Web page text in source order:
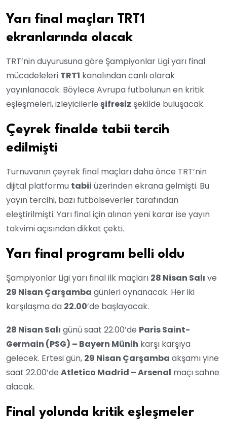
Yarı final maçları TRT1
ekranlarında olacak
TRT’nin duyurusuna göre Şampiyonlar Ligi yarı final
mücadeleleri TRT1 kanalından canlı olarak
yayınlanacak. Böylece Avrupa futbolunun en kritik
eşleşmeleri, izleyicilerle şifresiz şekilde buluşacak.
Çeyrek finalde tabii tercih
edilmişti
Turnuvanın çeyrek final maçları daha önce TRT’nin
dijital platformu tabii üzerinden ekrana gelmişti. Bu
yayın tercihi, bazı futbolseverler tarafından
eleştirilmişti. Yarı final için alınan yeni karar ise yayın
takvimi açısından dikkat çekti.
Yarı final programı belli oldu
Şampiyonlar Ligi yarı final ilk maçları 28 Nisan Salı ve
29 Nisan Çarşamba günleri oynanacak. Her iki
karşılaşma da 22.00’de başlayacak.
28 Nisan Salı günü saat 22.00’de Paris Saint-
Germain (PSG) – Bayern Münih karşı karşıya
gelecek. Ertesi gün, 29 Nisan Çarşamba akşamı yine
saat 22.00’de Atletico Madrid – Arsenal maçı sahne
alacak.
Final yolunda kritik eşleşmeler